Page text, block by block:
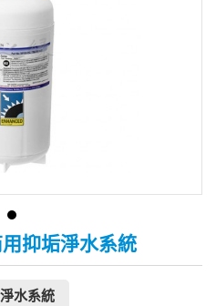
抑垢淨水系統
水系統